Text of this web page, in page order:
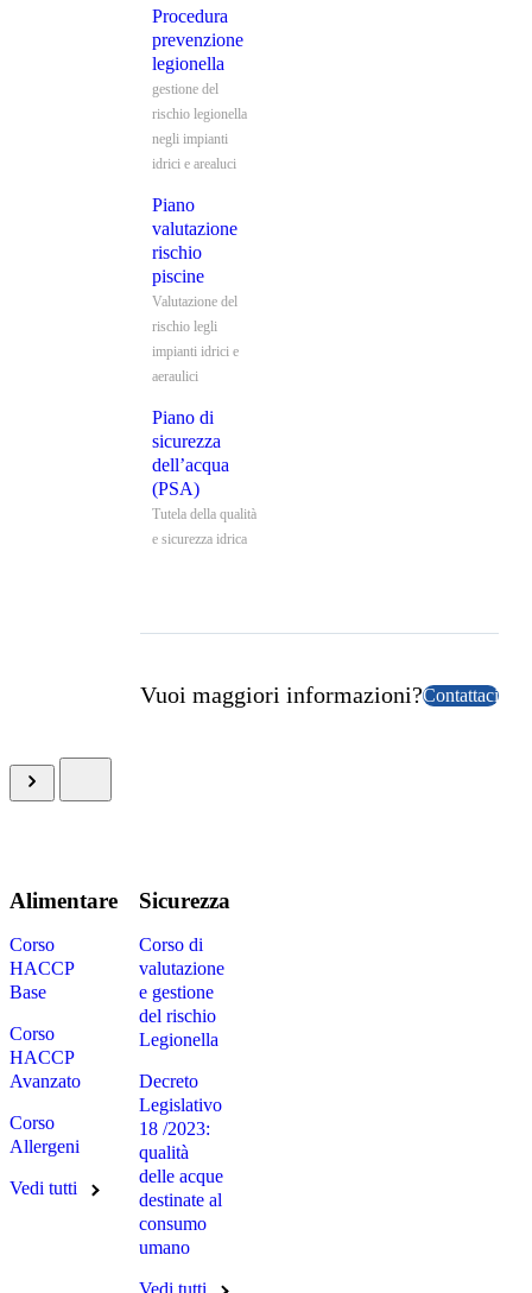
Procedura
prevenzione
legionella
gestione del
rischio legionella
negli impianti
idrici e arealuci
Piano
valutazione
rischio
piscine
Valutazione del
rischio legli
impianti idrici e
aeraulici
Piano di
sicurezza
dell’acqua
(PSA)
Tutela della qualità
e sicurezza idrica
Vuoi maggiori informazioni?Contattaci
Alimentare
Corso
HACCP
Base
Corso
HACCP
Avanzato
Corso
Allergeni
Vedi tutti
Sicurezza
Corso di
valutazione
e gestione
del rischio
Legionella
Decreto
Legislativo
18 /2023:
qualità
delle acque
destinate al
consumo
umano